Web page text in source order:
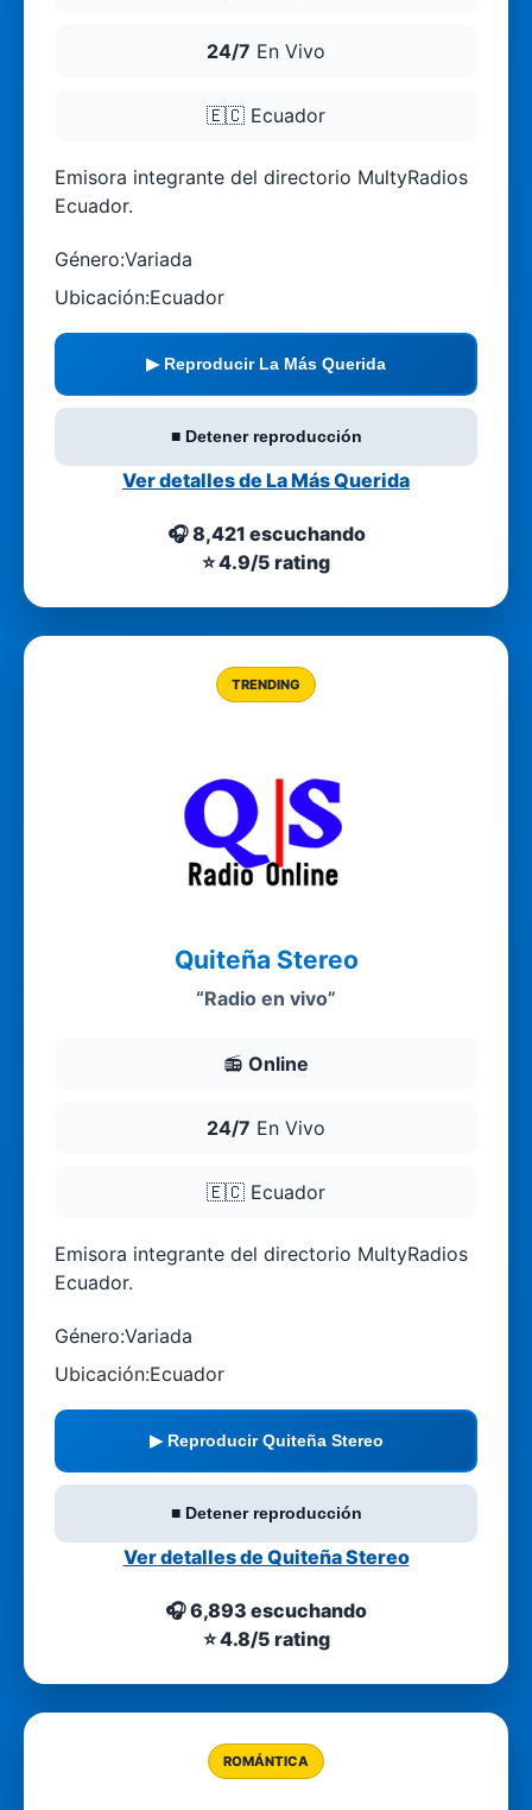
24/7 En Vivo
🇪🇨 Ecuador
Emisora integrante del directorio MultyRadios
Ecuador.
Género:Variada
Ubicación:Ecuador
▶ Reproducir La Más Querida
■ Detener reproducción
Ver detalles de La Más Querida
🎧 8,421 escuchando
⭐ 4.9/5 rating
TRENDING
Quiteña Stereo
“Radio en vivo”
📻 Online
24/7 En Vivo
🇪🇨 Ecuador
Emisora integrante del directorio MultyRadios
Ecuador.
Género:Variada
Ubicación:Ecuador
▶ Reproducir Quiteña Stereo
■ Detener reproducción
Ver detalles de Quiteña Stereo
🎧 6,893 escuchando
⭐ 4.8/5 rating
ROMÁNTICA